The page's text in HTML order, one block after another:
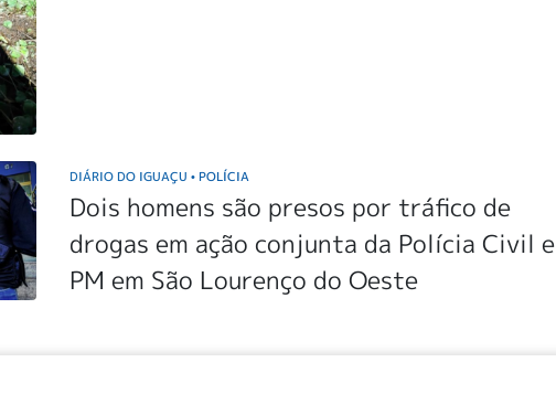
DIÁRIO DO IGUAÇU• POLÍCIA
Dois homens são presos por tráfico de
drogas em ação conjunta da Polícia Civil e
PM em São Lourenço do Oeste